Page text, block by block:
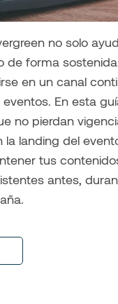
no solo
de forma
en un canal
En esta
no pierdan
landing del
tus
antes,